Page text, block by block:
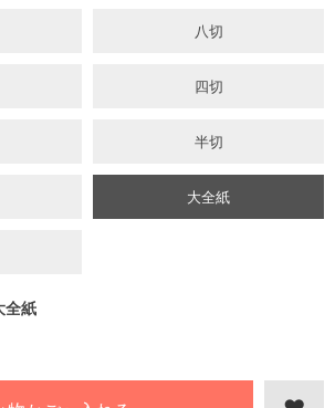
八切
四切
半切
大全紙
全紙